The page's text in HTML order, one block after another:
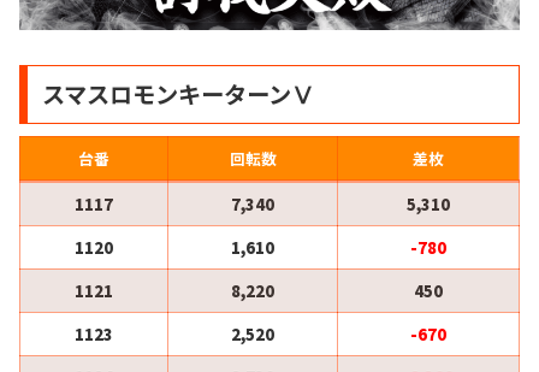
スマスロモンキーターンⅤ
台番 回転数
差枚
1117
7,340
5,310
1120
1,610
-780
1121
8,220
450
1123
2,520
-670